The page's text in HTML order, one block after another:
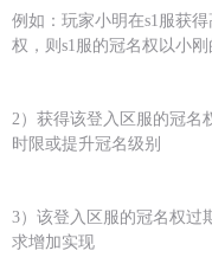
例如：玩家小明在s1服获
权，则s1服的冠名权以小
2）获得该登入区服的冠名
时限或提升冠名级别
3）该登入区服的冠名权过
求增加实现